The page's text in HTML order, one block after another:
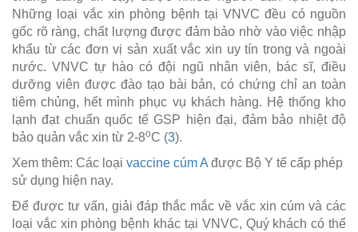
Những loại vắc xin phòng bệnh tại VNVC đều có nguồn
gốc rõ ràng, chất lượng được đảm bảo nhờ vào việc nhập
khẩu từ các đơn vị sản xuất vắc xin uy tín trong và ngoài
nước. VNVC tự hào có đội ngũ nhân viên, bác sĩ, điều
dưỡng viên được đào tạo bài bản, có chứng chỉ an toàn
tiêm chủng, hết mình phục vụ khách hàng. Hệ thống kho
lạnh đạt chuẩn quốc tế GSP hiện đại, đảm bảo nhiệt độ
bảo quản vắc xin từ 2-8oC (3).
Xem thêm: Các loại vaccine cúm A được Bộ Y tế cấp phép
sử dụng hiện nay.
Để được tư vấn, giải đáp thắc mắc về vắc xin cúm và các
loại vắc xin phòng bệnh khác tại VNVC, Quý khách có thể